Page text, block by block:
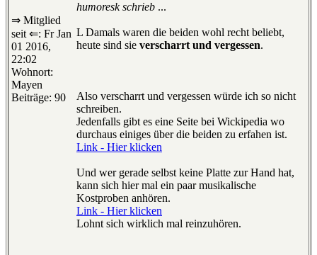
⇒ Mitglied
seit ⇐: Fr Jan
01 2016,
22:02
Wohnort:
Mayen
Beiträge: 90
humoresk schrieb ...
L Damals waren die beiden wohl recht beliebt,
heute sind sie verscharrt und vergessen.
Also verscharrt und vergessen würde ich so nicht
schreiben.
Jedenfalls gibt es eine Seite bei Wickipedia wo
durchaus einiges über die beiden zu erfahen ist.
Link - Hier klicken
Und wer gerade selbst keine Platte zur Hand hat,
kann sich hier mal ein paar musikalische
Kostproben anhören.
Link - Hier klicken
Lohnt sich wirklich mal reinzuhören.